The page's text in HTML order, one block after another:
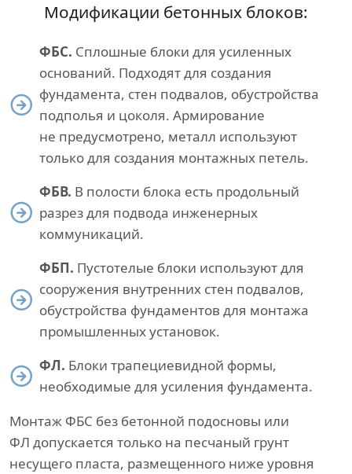
Модификации бетонных блоков:
ФБС. Сплошные блоки для усиленных
оснований. Подходят для создания
фундамента, стен подвалов, обустройства
подполья и цоколя. Армирование
не предусмотрено, металл используют
только для создания монтажных петель.
ФБВ. В полости блока есть продольный
разрез для подвода инженерных
коммуникаций.
ФБП. Пустотелые блоки используют для
сооружения внутренних стен подвалов,
обустройства фундаментов для монтажа
промышленных установок.
ФЛ. Блоки трапециевидной формы,
необходимые для усиления фундамента.
Монтаж ФБС без бетонной подосновы или
ФЛ допускается только на песчаный грунт
несущего пласта, размещенного ниже уровня